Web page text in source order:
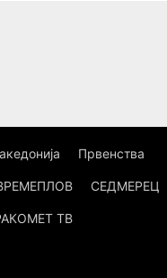
Првенства
СЕДМЕРЕЦ
ТВ